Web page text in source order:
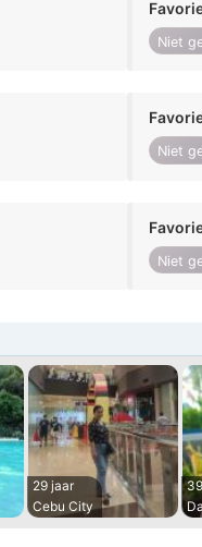
Niet
Niet
Niet
29 jaar
Cebu City